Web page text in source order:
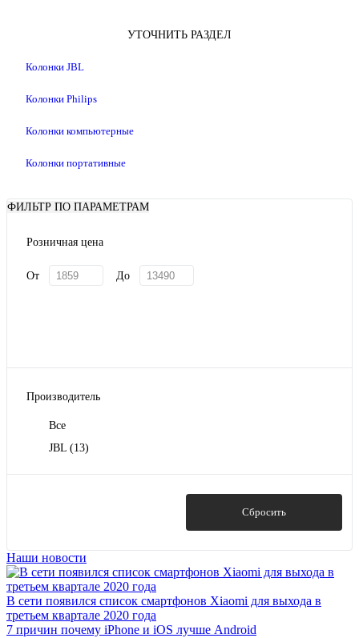
УТОЧНИТЬ РАЗДЕЛ
Колонки JBL
Колонки Philips
Колонки компьютерные
Колонки портативные
ФИЛЬТР ПО ПАРАМЕТРАМ
Розничная цена
От До
Производитель
Все
JBL (13)
Сбросить
Наши новости
В сети появился список смартфонов Xiaomi для выхода в
третьем квартале 2020 года
7 причин почему iPhone и iOS лучше Android